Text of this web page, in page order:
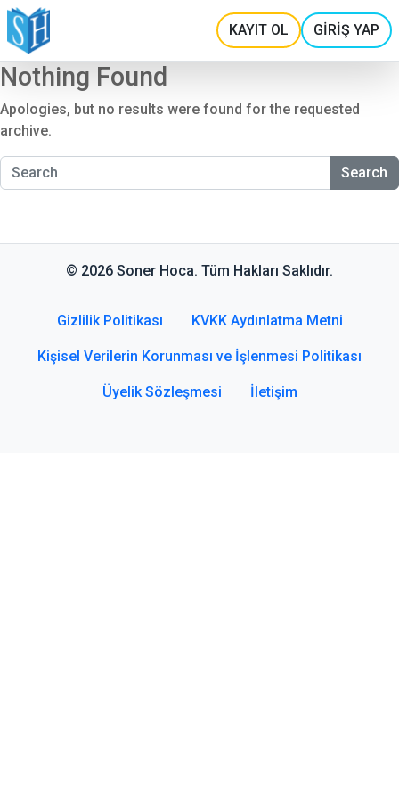
KAYIT OL GİRİŞ YAP
Nothing Found
Apologies, but no results were found for the requested
archive.
Search
© 2026 Soner Hoca. Tüm Hakları Saklıdır.
Gizlilik Politikası KVKK Aydınlatma Metni
Kişisel Verilerin Korunması ve İşlenmesi Politikası
Üyelik Sözleşmesi İletişim